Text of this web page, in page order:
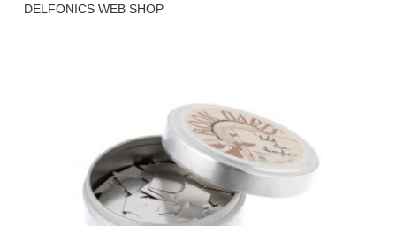
DELFONICS WEB SHOP